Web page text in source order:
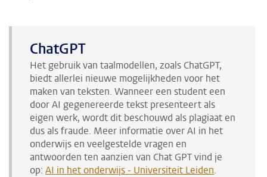
ChatGPT
Het gebruik van taalmodellen, zoals ChatGPT,
biedt allerlei nieuwe mogelijkheden voor het
maken van teksten. Wanneer een student een
door AI gegenereerde tekst presenteert als
eigen werk, wordt dit beschouwd als plagiaat en
dus als fraude. Meer informatie over AI in het
onderwijs en veelgestelde vragen en
antwoorden ten aanzien van Chat GPT vind je
op: AI in het onderwijs - Universiteit Leiden.